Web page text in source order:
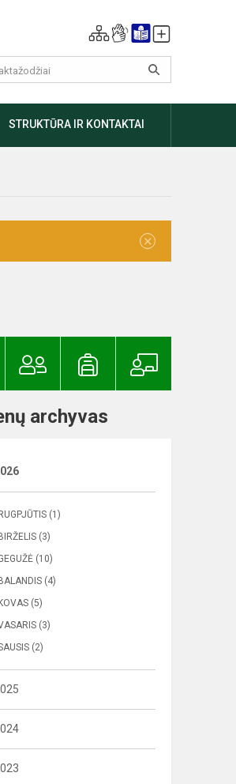
STRUKTŪRA IR KONTAKTAI
×
archyvas
RUGPJŪTIS (1)
BIRŽELIS (3)
(10)
BALANDIS (4)
KOVAS (5)
(3)
(2)